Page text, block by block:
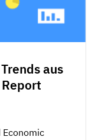
aus